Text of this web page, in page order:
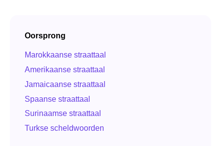
Oorsprong
Marokkaanse straattaal
Amerikaanse straattaal
Jamaicaanse straattaal
Spaanse straattaal
Surinaamse straattaal
Turkse scheldwoorden